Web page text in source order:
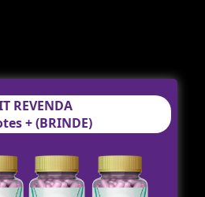
REVENDA
+ (BRINDE)